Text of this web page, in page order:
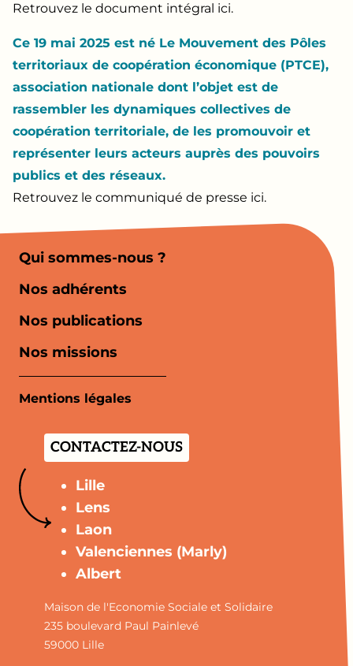
Retrouvez le document intégral ici.
Ce 19 mai 2025 est né Le Mouvement des Pôles
territoriaux de coopération économique (PTCE),
association nationale dont l’objet est de
rassembler les dynamiques collectives de
coopération territoriale, de les promouvoir et
représenter leurs acteurs auprès des pouvoirs
publics et des réseaux.
Retrouvez le communiqué de presse ici.
Qui sommes-nous ?
Nos adhérents
Nos publications
Nos missions
Mentions légales
CONTACTEZ-NOUS
Lille
Lens
Laon
Valenciennes (Marly)
Albert
Maison de l'Economie Sociale et Solidaire
235 boulevard Paul Painlevé
59000 Lille